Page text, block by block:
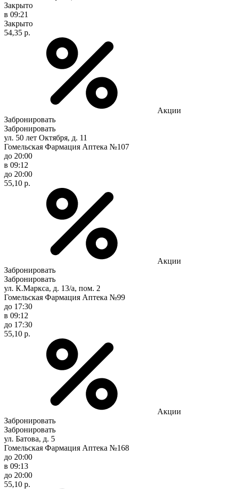
Закрыто
в 09:21
Закрыто
54,35 р.
Акции
Забронировать
Забронировать
ул. 50 лет Октября, д. 11
Гомельская Фармация Аптека №107
до 20:00
в 09:12
до 20:00
55,10 р.
Акции
Забронировать
Забронировать
ул. К.Маркса, д. 13/а, пом. 2
Гомельская Фармация Аптека №99
до 17:30
в 09:12
до 17:30
55,10 р.
Акции
Забронировать
Забронировать
ул. Батова, д. 5
Гомельская Фармация Аптека №168
до 20:00
в 09:13
до 20:00
55,10 р.